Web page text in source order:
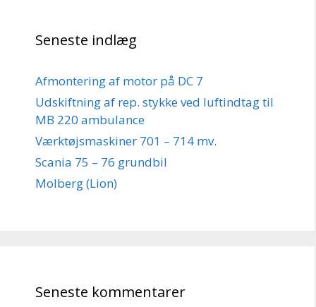
Seneste indlæg
Afmontering af motor på DC 7
Udskiftning af rep. stykke ved luftindtag til
MB 220 ambulance
Værktøjsmaskiner 701 – 714 mv.
Scania 75 – 76 grundbil
Molberg (Lion)
Seneste kommentarer